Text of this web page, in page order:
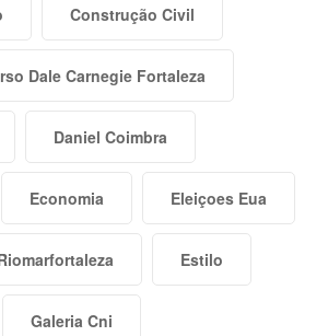
Construção Civil
Dale Carnegie Fortaleza
Daniel Coimbra
Economia Eleiçoes Eua
Estilo
Galeria Cni